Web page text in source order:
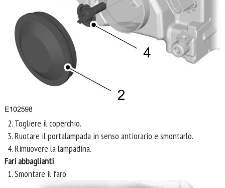
Togliere il coperchio.
Ruotare il portalampada in senso antiorario e smontarlo.
Rimuovere la lampadina.
Fari abbaglianti
Smontare il faro.